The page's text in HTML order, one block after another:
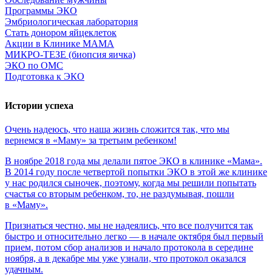
Программы ЭКО
Эмбриологическая лаборатория
Стать донором яйцеклеток
Акции в Клинике МАМА
МИКРО-ТЕЗЕ (биопсия яичка)
ЭКО по ОМС
Подготовка к ЭКО
Истории успеха
Очень надеюсь, что наша жизнь сложится так, что мы
вернемся в «Маму» за третьим ребенком!
В ноябре 2018 года мы делали пятое ЭКО в клинике «Мама».
В 2014 году после четвертой попытки ЭКО в этой же клинике
у нас родился сыночек, поэтому, когда мы решили попытать
счастья со вторым ребенком, то, не раздумывая, пошли
в «Маму».
Признаться честно, мы не надеялись, что все получится так
быстро и относительно легко — в начале октября был первый
прием, потом сбор анализов и начало протокола в середине
ноября, а в декабре мы уже узнали, что протокол оказался
удачным.